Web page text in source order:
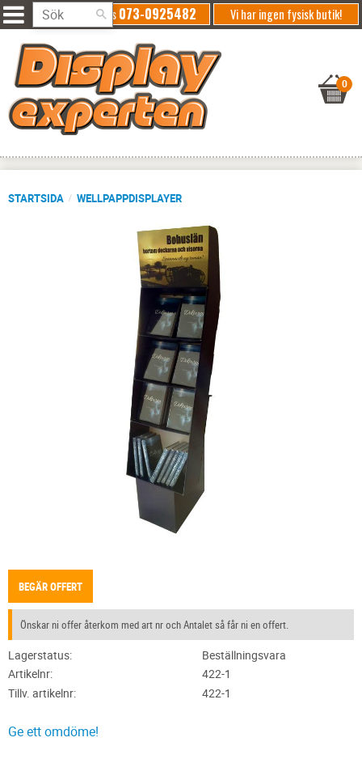
Vi har ingen fysisk butik!
Ring oss073-0925482
STARTSIDA WELLPAPPDISPLAYER
BEGÄR OFFERT
Önskar ni offer återkom med art nr och Antalet så får ni en offert.
Lagerstatus
Beställningsvara
Artikelnr
422-1
Tillv. artikelnr
422-1
Ge ett omdöme!